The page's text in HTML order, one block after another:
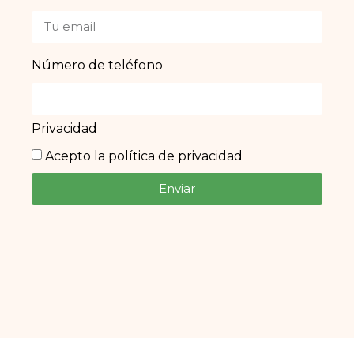
Número de teléfono
Privacidad
Acepto la política de privacidad
Enviar